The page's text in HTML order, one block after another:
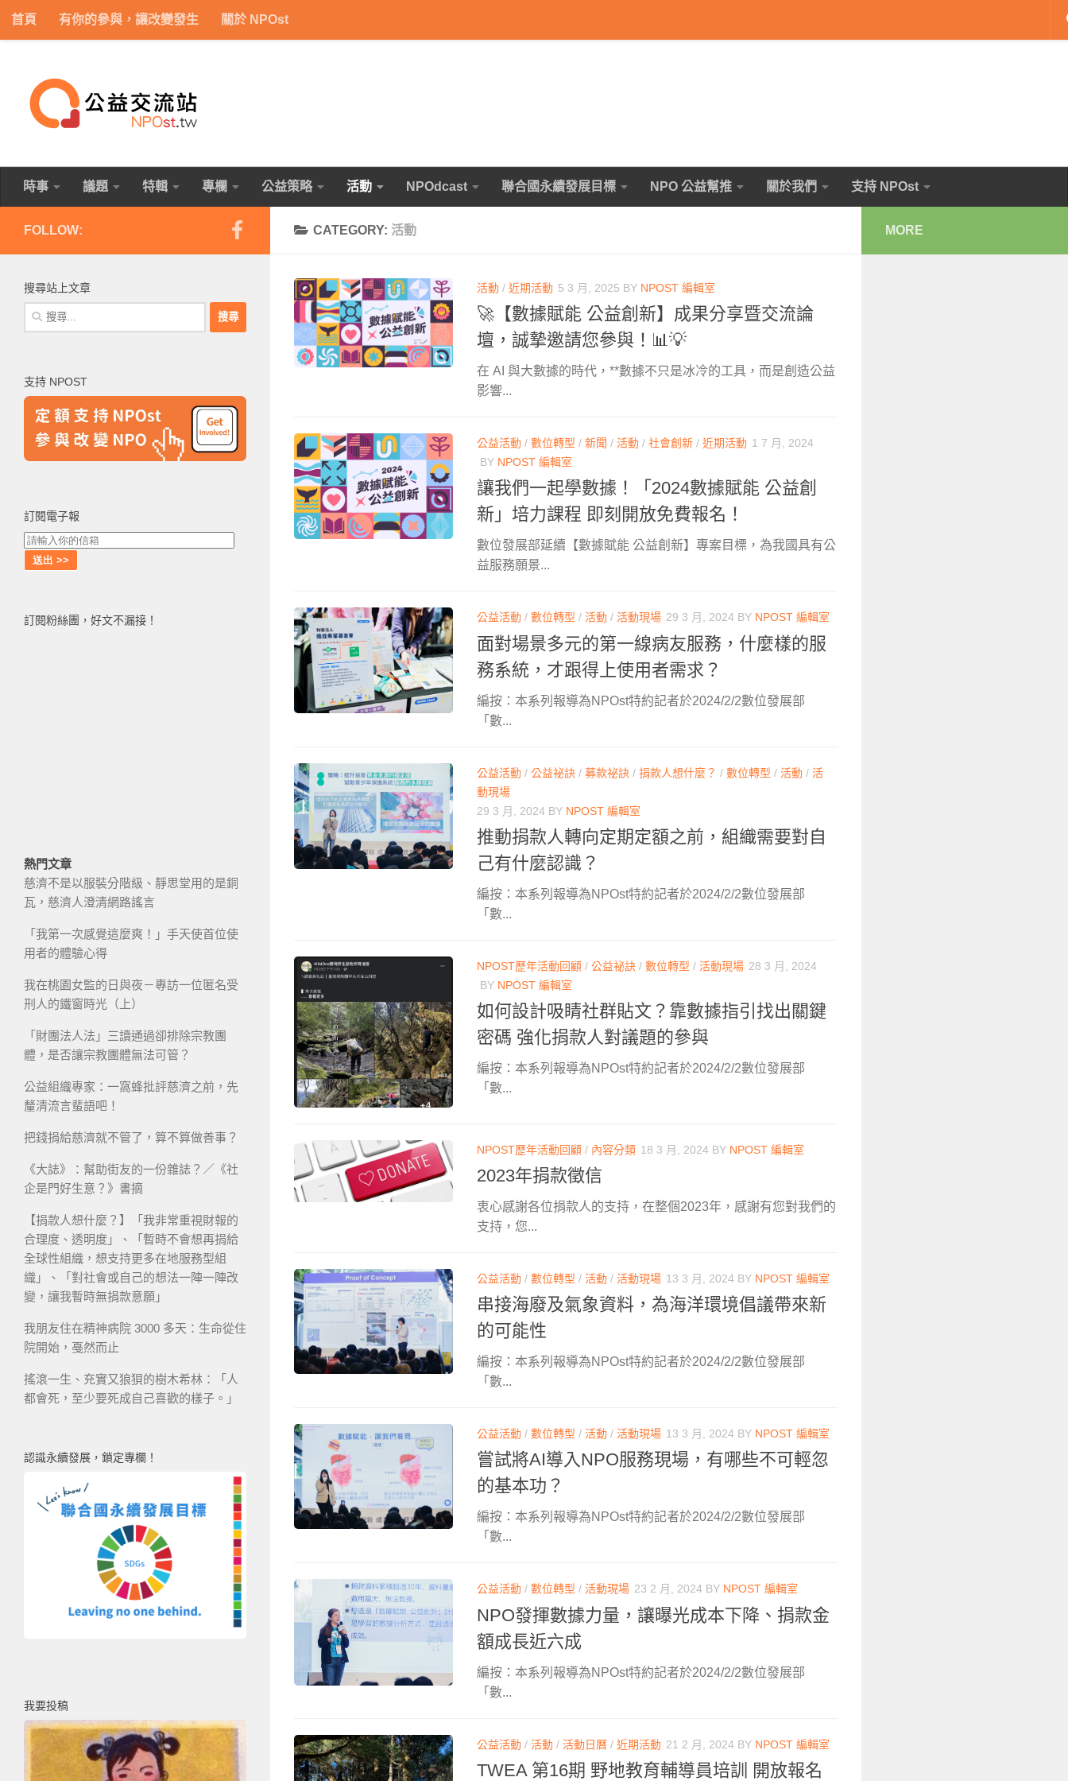
Skip to content
首頁 有你的參與，讓改變發生 關於 NPOst
時事 議題 特輯 專欄 公益策略 活動 NPOdcast 聯合國永續發展目標 NPO 公益幫推 關於我們 支持 NPOst
CATEGORY: 活動
活動 / 近期活動 5 3 月, 2025 BY NPOST 編輯室
🚀【數據賦能 公益創新】成果分享暨交流論
壇，誠摯邀請您參與！📊💡
在 AI 與大數據的時代，**數據不只是冰冷的工具，而是創造公益
影響...
公益活動 / 數位轉型 / 新聞 / 活動 / 社會創新 / 近期活動 1 7 月, 2024
BY NPOST 編輯室
讓我們一起學數據！「2024數據賦能 公益創
新」培力課程 即刻開放免費報名！
數位發展部延續【數據賦能 公益創新】專案目標，為我國具有公
益服務願景...
公益活動 / 數位轉型 / 活動 / 活動現場 29 3 月, 2024 BY NPOST 編輯室
面對場景多元的第一線病友服務，什麼樣的服
務系統，才跟得上使用者需求？
編按：本系列報導為NPOst特約記者於2024/2/2數位發展部
「數...
公益活動 / 公益祕訣 / 募款祕訣 / 捐款人想什麼？ / 數位轉型 / 活動 / 活
動現場
29 3 月, 2024 BY NPOST 編輯室
推動捐款人轉向定期定額之前，組織需要對自
己有什麼認識？
編按：本系列報導為NPOst特約記者於2024/2/2數位發展部
「數...
NPOST歷年活動回顧 / 公益祕訣 / 數位轉型 / 活動現場 28 3 月, 2024
BY NPOST 編輯室
如何設計吸睛社群貼文？靠數據指引找出關鍵
密碼 強化捐款人對議題的參與
編按：本系列報導為NPOst特約記者於2024/2/2數位發展部
「數...
NPOST歷年活動回顧 / 內容分類 18 3 月, 2024 BY NPOST 編輯室
2023年捐款徵信
衷心感謝各位捐款人的支持，在整個2023年，感謝有您對我們的
支持，您...
公益活動 / 數位轉型 / 活動 / 活動現場 13 3 月, 2024 BY NPOST 編輯室
串接海廢及氣象資料，為海洋環境倡議帶來新
的可能性
編按：本系列報導為NPOst特約記者於2024/2/2數位發展部
「數...
公益活動 / 數位轉型 / 活動 / 活動現場 13 3 月, 2024 BY NPOST 編輯室
嘗試將AI導入NPO服務現場，有哪些不可輕忽
的基本功？
編按：本系列報導為NPOst特約記者於2024/2/2數位發展部
「數...
公益活動 / 數位轉型 / 活動現場 23 2 月, 2024 BY NPOST 編輯室
NPO發揮數據力量，讓曝光成本下降、捐款金
額成長近六成
編按：本系列報導為NPOst特約記者於2024/2/2數位發展部
「數...
公益活動 / 活動 / 活動日曆 / 近期活動 21 2 月, 2024 BY NPOST 編輯室
TWEA 第16期 野地教育輔導員培訓 開放報名
FOLLOW:
搜尋站上文章
搜
尋
字:
支持 NPOST
訂閱電子報
訂閱粉絲團，好文不漏接！
熱門文章
慈濟不是以服裝分階級、靜思堂用的是銅
瓦，慈濟人澄清網路謠言
「我第一次感覺這麼爽！」手天使首位使
用者的體驗心得
我在桃園女監的日與夜－專訪一位匿名受
刑人的鐵窗時光（上）
「財團法人法」三讀通過卻排除宗教團
體，是否讓宗教團體無法可管？
公益組織專家：一窩蜂批評慈濟之前，先
釐清流言蜚語吧！
把錢捐給慈濟就不管了，算不算做善事？
《大誌》：幫助街友的一份雜誌？／《社
企是門好生意？》書摘
【捐款人想什麼？】「我非常重視財報的
合理度、透明度」、「暫時不會想再捐給
全球性組織，想支持更多在地服務型組
織」、「對社會或自己的想法一陣一陣改
變，讓我暫時無捐款意願」
我朋友住在精神病院 3000 多天：生命從住
院開始，戞然而止
搖滾一生、充實又狼狽的樹木希林：「人
都會死，至少要死成自己喜歡的樣子。」
認識永續發展，鎖定專欄！
我要投稿
MORE